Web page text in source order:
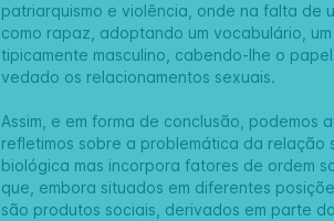
patriarquismo e violência, onde na falta de
como rapaz, adoptando um vocabulário,
tipicamente masculino, cabendo-lhe o
vedado os relacionamentos sexuais.
Assim, e em forma de conclusão, podemos
refletimos sobre a problemática da
biológica mas incorpora fatores de ordem
que, embora situados em diferentes
são produtos sociais, derivados em parte